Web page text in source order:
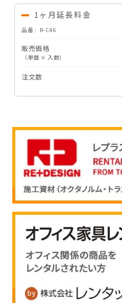
1ヶ月延長料金
品番 R-C46
販売価格
（単価 × 入数）
注文数